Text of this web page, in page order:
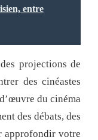
entre
projections de
des cinéastes
du cinéma
des débats, des
approfondir votre